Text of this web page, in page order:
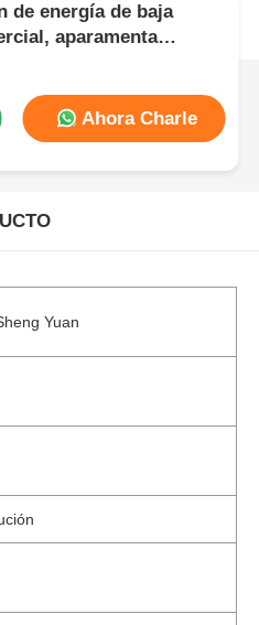
de energía de baja
aparamenta
Ahora Charle
Yuan